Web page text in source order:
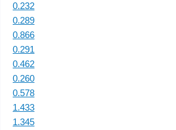
0.232
0.289
0.866
0.291
0.462
0.260
0.578
1.433
1.345